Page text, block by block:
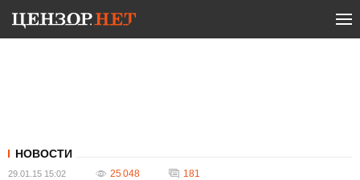
НОВОСТИ
29.01.15 15:02 25 048 181